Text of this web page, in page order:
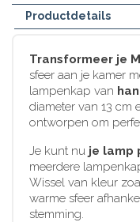
Productdetails
Transformeer je
sfeer aan je kamer
lampenkap van
diameter van 13 cm
ontworpen om
Je kunt nu je lamp
meerdere
Wissel van kleur
warme sfeer
stemming.